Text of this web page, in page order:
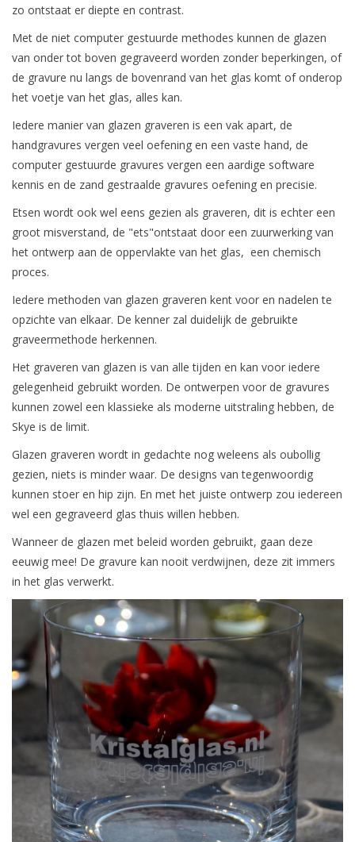
zo ontstaat er diepte en contrast.
Met de niet computer gestuurde methodes kunnen de glazen
van onder tot boven gegraveerd worden zonder beperkingen, of
de gravure nu langs de bovenrand van het glas komt of onderop
het voetje van het glas, alles kan.
Iedere manier van glazen graveren is een vak apart, de
handgravures vergen veel oefening en een vaste hand, de
computer gestuurde gravures vergen een aardige software
kennis en de zand gestraalde gravures oefening en precisie.
Etsen wordt ook wel eens gezien als graveren, dit is echter een
groot misverstand, de "ets"ontstaat door een zuurwerking van
het ontwerp aan de oppervlakte van het glas, een chemisch
proces.
Iedere methoden van glazen graveren kent voor en nadelen te
opzichte van elkaar. De kenner zal duidelijk de gebruikte
graveermethode herkennen.
Het graveren van glazen is van alle tijden en kan voor iedere
gelegenheid gebruikt worden. De ontwerpen voor de gravures
kunnen zowel een klassieke als moderne uitstraling hebben, de
Skye is de limit.
Glazen graveren wordt in gedachte nog weleens als oubollig
gezien, niets is minder waar. De designs van tegenwoordig
kunnen stoer en hip zijn. En met het juiste ontwerp zou iedereen
wel een gegraveerd glas thuis willen hebben.
Wanneer de glazen met beleid worden gebruikt, gaan deze
eeuwig mee! De gravure kan nooit verdwijnen, deze zit immers
in het glas verwerkt.